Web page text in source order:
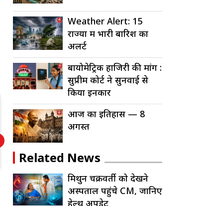
‘स्पाइडर-मैन: ब्रांड न्यू
डे’ ने भारत में रचा
इतिहास
Weather Alert: 15
राज्यों में भारी बारिश का
अलर्ट
बायोमेट्रिक हाजिरी की मांग :
सुप्रीम कोर्ट ने सुनवाई से
किया इनकार
आज का इतिहास — 8
अगस्त
Related News
मिथुन चक्रवर्ती को देखने
अस्पताल पहुंचे CM, जानिए
हेल्थ अपडेट